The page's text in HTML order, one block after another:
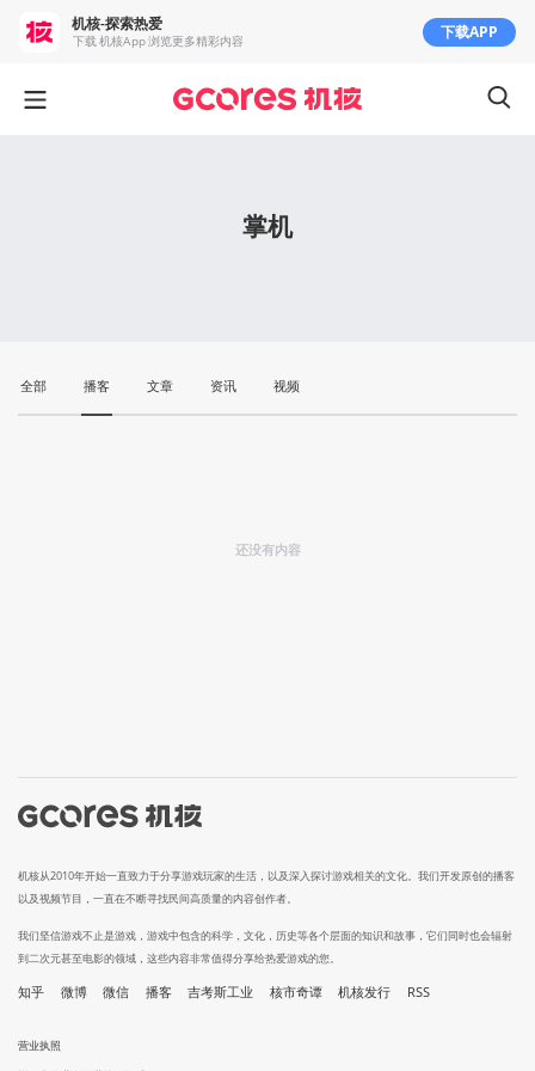
掌机
全部 播客 文章 资讯 视频
还没有内容
机核从2010年开始一直致力于分享游戏玩家的生活，以及深入探讨游戏相关的文化。我们开发原创的播客
以及视频节目，一直在不断寻找民间高质量的内容创作者。
我们坚信游戏不止是游戏，游戏中包含的科学，文化，历史等各个层面的知识和故事，它们同时也会辐射
到二次元甚至电影的领域，这些内容非常值得分享给热爱游戏的您。
知乎 微博 微信 播客 吉考斯工业 核市奇谭 机核发行 RSS
营业执照
机核-探索热爱
下载 机核App 浏览更多精彩内容 下载APP